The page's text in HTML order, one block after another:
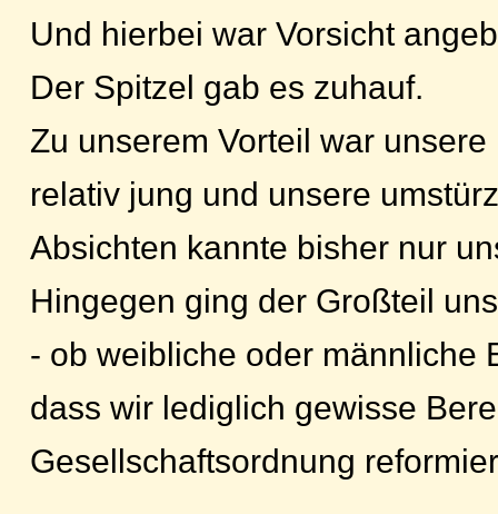
Und hierbei war Vorsicht
Der Spitzel gab es zuhauf.
Zu unserem Vorteil war
relativ jung und unsere
Absichten kannte bisher nur
Hingegen ging der Großteil
- ob weibliche oder männliche
dass wir lediglich gewisse
Gesellschaftsordnung